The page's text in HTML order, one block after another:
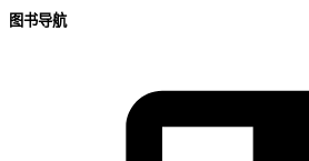
图书导航